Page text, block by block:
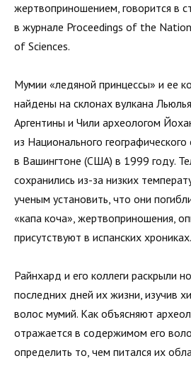
жертвоприношением, говорится в
в журнале Proceedings of the
of Sciences.
Мумии «ледяной принцессы» и ее
найдены на склонах вулкана
Аргентины и Чили археологом
из Национального
в Вашингтоне (США) в 1999 году.
сохранились из-за низких
ученым установить, что они
«капа коча», жертвоприношения,
присутствуют в испанских хрониках.
Райнхард и его коллеги раскрыли
последних дней их жизни, изучив
волос мумий. Как объясняют
отражается в содержимом его
определить то, чем питался их